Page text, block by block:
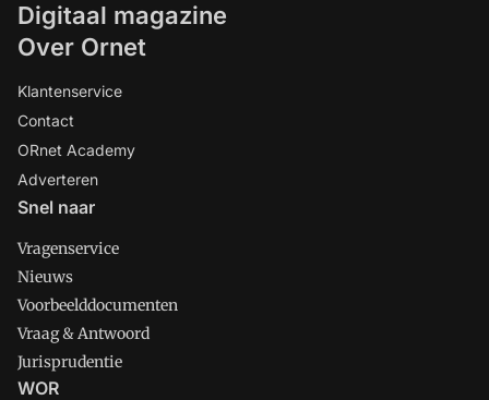
Digitaal magazine
Over Ornet
Klantenservice
Contact
ORnet Academy
Adverteren
Snel naar
Vragenservice
Nieuws
Voorbeelddocumenten
Vraag & Antwoord
Jurisprudentie
WOR